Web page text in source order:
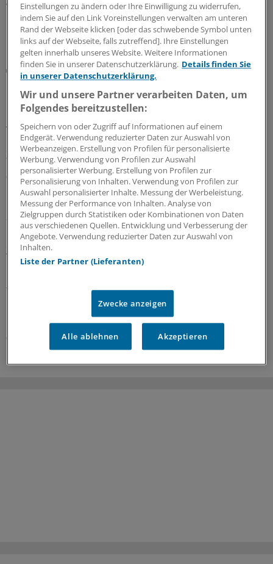
Vergütung der Aufklärungsarbeit bleibe Fehlanzeige.
10.08.2026
Notfallversorgung
Neuer Bereitschaftsdienst in Nordrhein ist ein
Erfolgsmodell
In nur zwölf Stunden waren die 6.000 Fahrdienste
vergeben: Der neu strukturierte ärztliche
Bereitschaftsdienst in Nordrhein wird gut angenommen.
Zuständig sind spezielle Kooperationsmediziner.
07.08.2026
Sparpaket sorgt für Unsicherheit
Praxisbesonderheiten in Zeiten des GKV-
Spargesetzes: Klarheit soll es in der kommenden
Woche geben
für Unruhe unter Ärztinnen und Ärzten. Stehen die
Praxisbesonderheiten auf der Kippe? Oder eher doch
nicht? Kassenärzte und Krankenkassen verhandeln.
06.08.2026
Einstellungen zu ändern oder Ihre Einwilligung zu widerrufen,
indem Sie auf den Link Voreinstellungen verwalten am unteren
Rand der Webseite klicken [oder das schwebende Symbol unten
links auf der Webseite, falls zutreffend]. Ihre Einstellungen
gelten innerhalb unseres Website. Weitere Informationen
finden Sie in unserer Datenschutzerklärung. Details finden Sie
in unserer Datenschutzerklärung.
Wir und unsere Partner verarbeiten Daten, um
Folgendes bereitzustellen:
Speichern von oder Zugriff auf Informationen auf einem
Endgerät. Verwendung reduzierter Daten zur Auswahl von
Werbeanzeigen. Erstellung von Profilen für personalisierte
Werbung. Verwendung von Profilen zur Auswahl
personalisierter Werbung. Erstellung von Profilen zur
Personalisierung von Inhalten. Verwendung von Profilen zur
Auswahl personalisierter Inhalte. Messung der Werbeleistung.
Messung der Performance von Inhalten. Analyse von
Zielgruppen durch Statistiken oder Kombinationen von Daten
aus verschiedenen Quellen. Entwicklung und Verbesserung der
Angebote. Verwendung reduzierter Daten zur Auswahl von
Inhalten.
Liste der Partner (Lieferanten)
Zwecke anzeigen
Alle ablehnen Akzeptieren